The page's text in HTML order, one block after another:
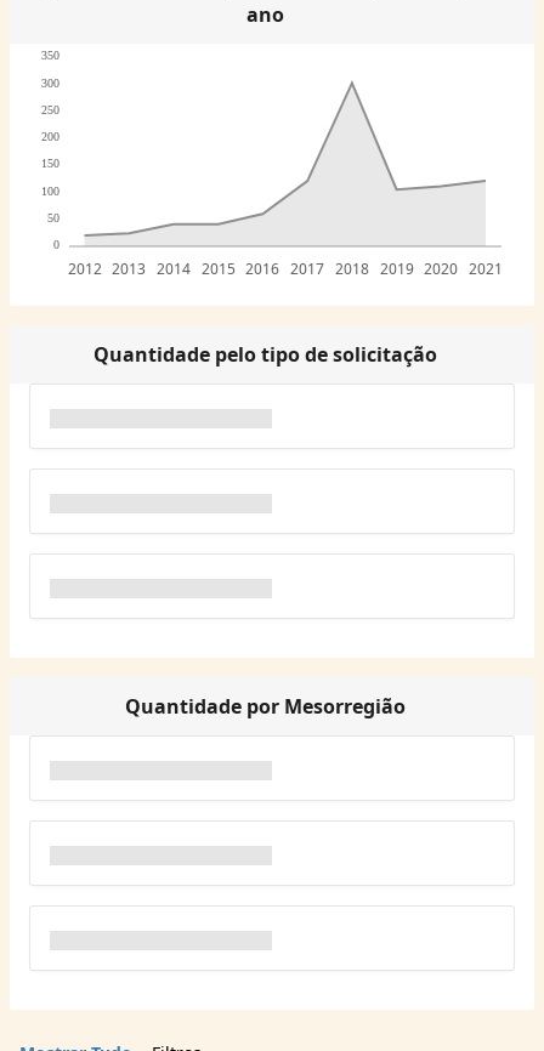
ano
0
50
100
150
200
250
300
350
2012 2013 2014 2015 2016 2017 2018 2019 2020 2021
Quantidade pelo tipo de solicitação
Quantidade por Mesorregião